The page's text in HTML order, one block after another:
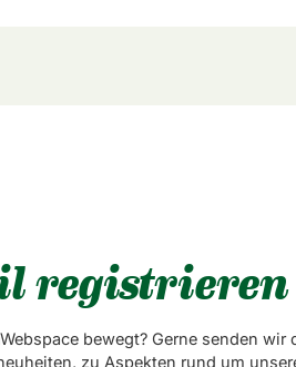
registrieren
bewegt? Gerne senden wir
zu Aspekten rund um